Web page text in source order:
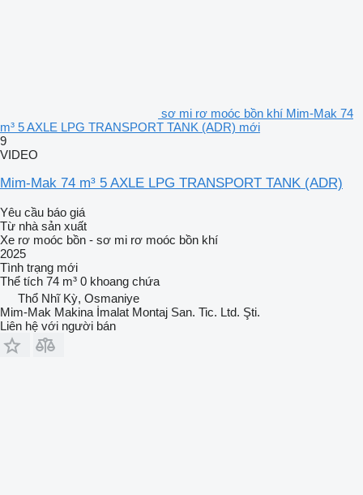
sơ mi rơ moóc bồn khí Mim-Mak 74
m³ 5 AXLE LPG TRANSPORT TANK (ADR) mới
9
VIDEO
Mim-Mak 74 m³ 5 AXLE LPG TRANSPORT TANK (ADR)
Yêu cầu báo giá
Từ nhà sản xuất
Xe rơ moóc bồn - sơ mi rơ moóc bồn khí
2025
Tình trạng mới
Thể tích 74 m³ 0 khoang chứa
Thổ Nhĩ Kỳ, Osmaniye
Mim-Mak Makina İmalat Montaj San. Tic. Ltd. Şti.
Liên hệ với người bán